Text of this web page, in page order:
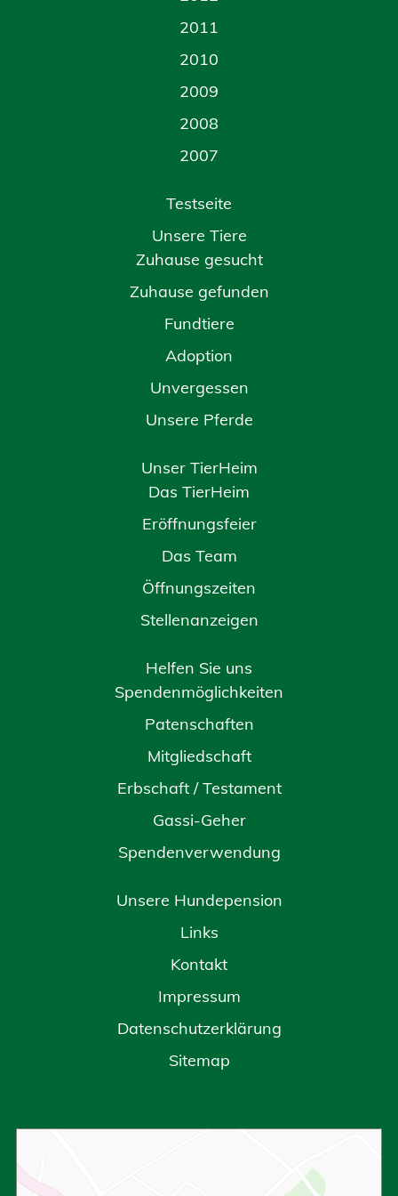
2011
2010
2009
2008
2007
Testseite
Unsere Tiere
Zuhause gesucht
Zuhause gefunden
Fundtiere
Adoption
Unvergessen
Unsere Pferde
Unser TierHeim
Das TierHeim
Eröffnungsfeier
Das Team
Öffnungszeiten
Stellenanzeigen
Helfen Sie uns
Spendenmöglichkeiten
Patenschaften
Mitgliedschaft
Erbschaft / Testament
Gassi-Geher
Spendenverwendung
Unsere Hundepension
Links
Kontakt
Impressum
Datenschutzerklärung
Sitemap